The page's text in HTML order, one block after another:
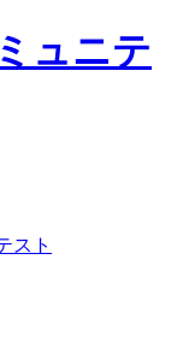
スト